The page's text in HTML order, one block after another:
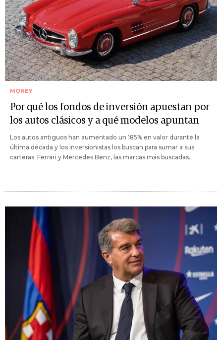
MONEY
Por qué los fondos de inversión apuestan por
los autos clásicos y a qué modelos apuntan
Los autos antiguos han aumentado un 185% en valor durante la
última década y los inversionistas los buscan para sumar a sus
carteras. Ferrari y Mercedes Benz, las marcas más buscadas.